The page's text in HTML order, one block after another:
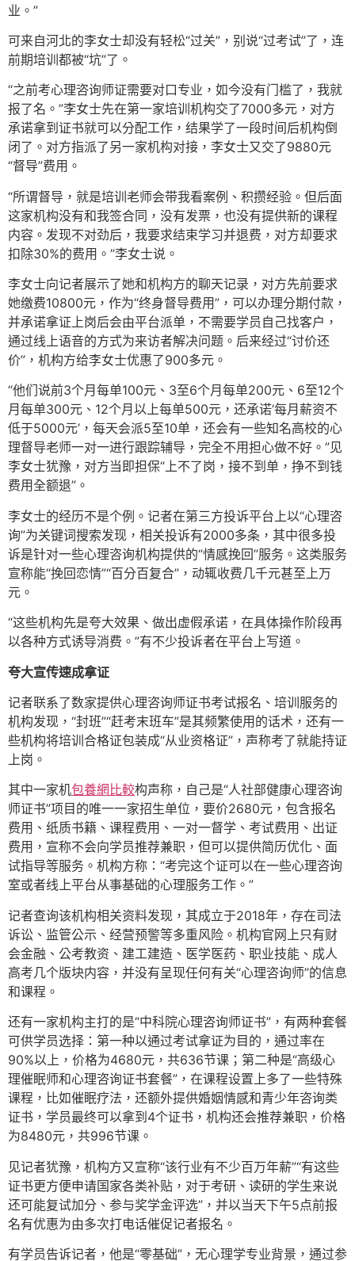
业。”
可来自河北的李女士却没有轻松“过关”，别说“过考试”了，连
前期培训都被“坑”了。
“之前考心理咨询师证需要对口专业，如今没有门槛了，我就
报了名。”李女士先在第一家培训机构交了7000多元，对方
承诺拿到证书就可以分配工作，结果学了一段时间后机构倒
闭了。对方指派了另一家机构对接，李女士又交了9880元
“督导”费用。
“所谓督导，就是培训老师会带我看案例、积攒经验。但后面
这家机构没有和我签合同，没有发票，也没有提供新的课程
内容。发现不对劲后，我要求结束学习并退费，对方却要求
扣除30%的费用。”李女士说。
李女士向记者展示了她和机构方的聊天记录，对方先前要求
她缴费10800元，作为“终身督导费用”，可以办理分期付款，
并承诺拿证上岗后会由平台派单，不需要学员自己找客户，
通过线上语音的方式为来访者解决问题。后来经过“讨价还
价”，机构方给李女士优惠了900多元。
“他们说前3个月每单100元、3至6个月每单200元、6至12个
月每单300元、12个月以上每单500元，还承诺‘每月薪资不
低于5000元’，每天会派5至10单，还会有一些知名高校的心
理督导老师一对一进行跟踪辅导，完全不用担心做不好。”见
李女士犹豫，对方当即担保“上不了岗，接不到单，挣不到钱
费用全额退”。
李女士的经历不是个例。记者在第三方投诉平台上以“心理咨
询”为关键词搜索发现，相关投诉有2000多条，其中很多投
诉是针对一些心理咨询机构提供的“情感挽回”服务。这类服务
宣称能“挽回恋情”“百分百复合”，动辄收费几千元甚至上万
元。
“这些机构先是夸大效果、做出虚假承诺，在具体操作阶段再
以各种方式诱导消费。”有不少投诉者在平台上写道。
夸大宣传速成拿证
记者联系了数家提供心理咨询师证书考试报名、培训服务的
机构发现，“封班”“赶考末班车”是其频繁使用的话术，还有一
些机构将培训合格证包装成“从业资格证”，声称考了就能持证
上岗。
其中一家机包養網比較构声称，自己是“人社部健康心理咨询
师证书”项目的唯一一家招生单位，要价2680元，包含报名
费用、纸质书籍、课程费用、一对一督学、考试费用、出证
费用，宣称不会向学员推荐兼职，但可以提供简历优化、面
试指导等服务。机构方称：“考完这个证可以在一些心理咨询
室或者线上平台从事基础的心理服务工作。”
记者查询该机构相关资料发现，其成立于2018年，存在司法
诉讼、监管公示、经营预警等多重风险。机构官网上只有财
会金融、公考教资、建工建造、医学医药、职业技能、成人
高考几个版块内容，并没有呈现任何有关“心理咨询师”的信息
和课程。
还有一家机构主打的是“中科院心理咨询师证书”，有两种套餐
可供学员选择：第一种以通过考试拿证为目的，通过率在
90%以上，价格为4680元，共636节课；第二种是“高级心
理催眠师和心理咨询证书套餐”，在课程设置上多了一些特殊
课程，比如催眠疗法，还额外提供婚姻情感和青少年咨询类
证书，学员最终可以拿到4个证书，机构还会推荐兼职，价格
为8480元，共996节课。
见记者犹豫，机构方又宣称“该行业有不少百万年薪”“有这些
证书更方便申请国家各类补贴，对于考研、读研的学生来说
还可能复试加分、参与奖学金评选”，并以当天下午5点前报
名有优惠为由多次打电话催促记者报名。
有学员告诉记者，他是“零基础”，无心理学专业背景，通过参